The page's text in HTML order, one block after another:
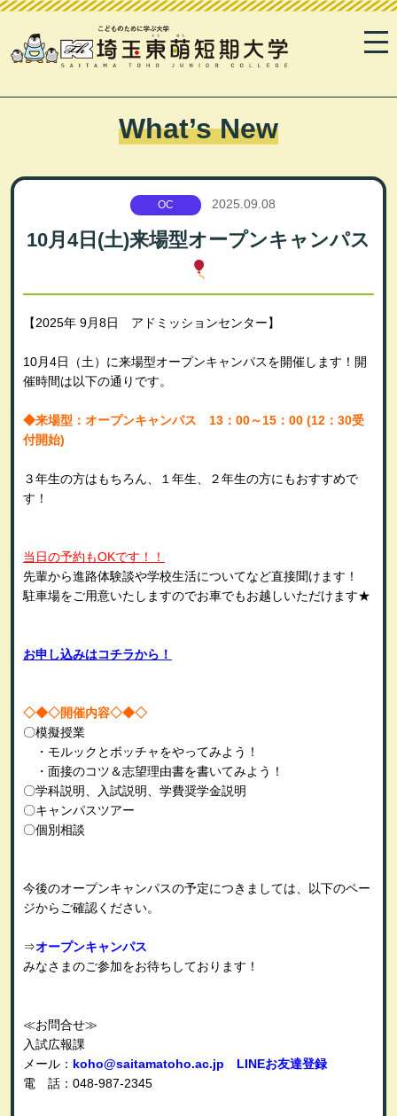
What’s New
OC 2025.09.08
10月4日(土)来場型オープンキャンパス
【2025年 9月8日 アドミッションセンター】
10月4日（土）に来場型オープンキャンパスを開催します！開
催時間は以下の通りです。
◆来場型：オープンキャンパス 13：00～15：00 (12：30受
付開始)
３年生の方はもちろん、１年生、２年生の方にもおすすめで
す！
当日の予約もOKです！！
先輩から進路体験談や学校生活についてなど直接聞けます！
駐車場をご用意いたしますのでお車でもお越しいただけます★
お申し込みはコチラから！
◇◆◇開催内容◇◆◇
〇模擬授業
・モルックとボッチャをやってみよう！
・面接のコツ＆志望理由書を書いてみよう！
〇学科説明、入試説明、学費奨学金説明
〇キャンパスツアー
〇個別相談
今後のオープンキャンパスの予定につきましては、以下のペー
ジからご確認ください。
⇒オープンキャンパス
みなさまのご参加をお待ちしております！
≪お問合せ≫
入試広報課
メール： koho@saitamatoho.ac.jp LINEお友達登録
電 話： 048-987-2345